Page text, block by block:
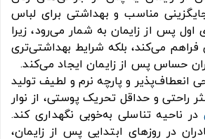
مناسب و بهداشتی برای لباس
اول پس از زایمان به شمار می‌رود، زیرا
فراهم می‌کند، بلکه شرایط بهداشتی‌تری
حساس پس از زایمان ایجاد می‌کند.
انعطاف‌پذیر و پارچه نرم و لطیف تولید
راحتی و حداقل تحریک پوستی، از نوار
در ناحیه تناسلی به‌خوبی نگهداری کند.
در روزهای ابتدایی پس از زایمان،